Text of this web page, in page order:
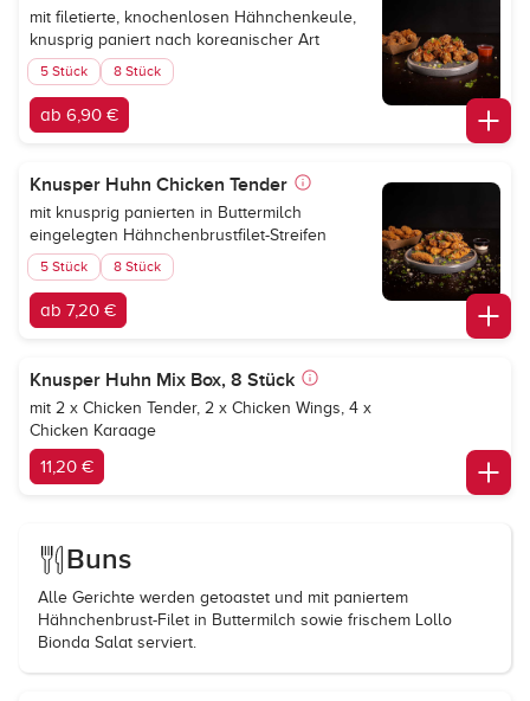
mit filetierte, knochenlosen Hähnchenkeule,
knusprig paniert nach koreanischer Art
5 Stück 8 Stück
ab 6,90 €
Knusper Huhn Chicken Tender
mit knusprig panierten in Buttermilch
eingelegten Hähnchenbrustfilet-Streifen
5 Stück 8 Stück
ab 7,20 €
Knusper Huhn Mix Box, 8 Stück
mit 2 x Chicken Tender, 2 x Chicken Wings, 4 x
Chicken Karaage
11,20 €
Buns
Alle Gerichte werden getoastet und mit paniertem
Hähnchenbrust-Filet in Buttermilch sowie frischem Lollo
Bionda Salat serviert.